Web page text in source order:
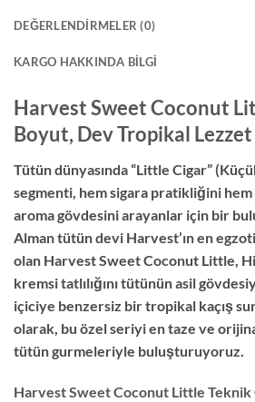
DEĞERLENDIRMELER (0)
KARGO HAKKINDA BILGI
Harvest Sweet Coconut
Boyut, Dev Tropikal
Tütün dünyasında “Little Cigar”
segmenti, hem sigara pratikliğini
aroma gövdesini arayanlar için bir
Alman tütün devi Harvest’ın en
olan Harvest Sweet Coconut Little,
kremsi tatlılığını tütünün asil
içiciye benzersiz bir tropikal kaçış
olarak, bu özel seriyi en taze ve
tütün gurmeleriyle buluşturuyoruz.
Harvest Sweet Coconut Little